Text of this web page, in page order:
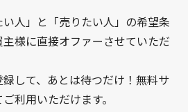
人」と「売りたい人」の希望条
様に直接オファーさせていただ
して、あとは待つだけ！無料サ
利用いただけます。